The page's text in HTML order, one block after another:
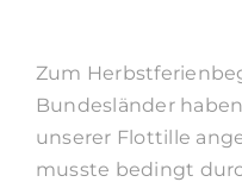
Zum
Bundesländer
unserer Flottille
musste bedingt